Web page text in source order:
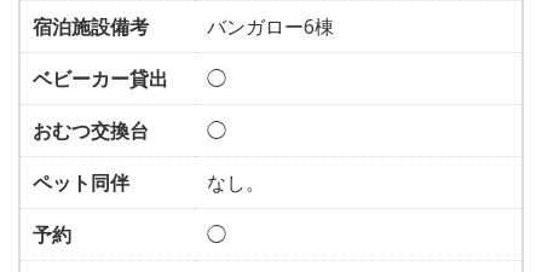
宿泊施設備考
バンガロー6棟
ベビーカー貸出
◯
おむつ交換台
◯
ペット同伴
なし。
予約
◯